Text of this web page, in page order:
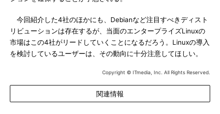
今回紹介した4社のほかにも、Debianなど注目すべきディスト
リビューションは存在するが、当面のエンタープライズLinuxの
市場はこの4社がリードしていくことになるだろう。Linuxの導入
を検討しているユーザーは、その動向に十分注意してほしい。
Copyright © ITmedia, Inc. All Rights Reserved.
関連情報